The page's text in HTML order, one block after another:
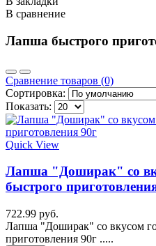
В сравнение
Лапша быстрого
Сравнение товаров (0)
Сортировка:
Показать:
Quick View
Лапша "Доширак" со
быстрого
722.99 руб.
Лапша "Доширак" со вкусом
приготовления 90г .....